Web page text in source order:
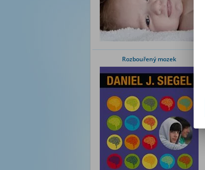
Rozbouřený mozek